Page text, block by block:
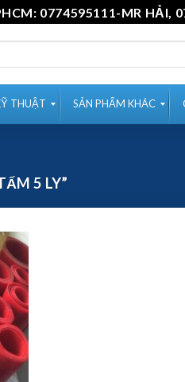
0774595111-MR HẢI,
THUẬT SẢN PHẨM KHÁC
5 LY”